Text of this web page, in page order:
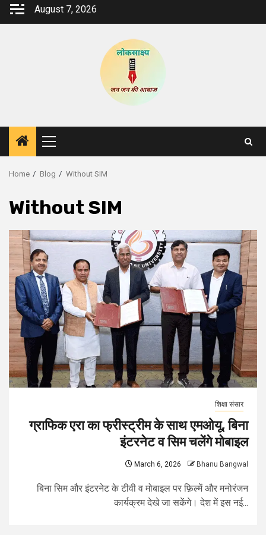
Skip
August 7, 2026
Primary
Menu
Home Blog Without SIM
Without SIM
शिक्षा संसार
ग्राफिक एरा का फ्रीस्ट्रीम के साथ एमओयू, बिना
इंटरनेट व सिम चलेंगे मोबाइल
March 6, 2026 Bhanu Bangwal
बिना सिम और इंटरनेट के टीवी व मोबाइल पर फ़िल्में और मनोरंजन
कार्यक्रम देखे जा सकेंगे। देश में इस नई...